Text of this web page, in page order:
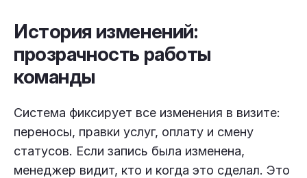
История изменений:
прозрачность работы
команды
Система фиксирует все изменения в визите:
переносы, правки услуг, оплату и смену
статусов. Если запись была изменена,
менеджер видит, кто и когда это сделал. Это